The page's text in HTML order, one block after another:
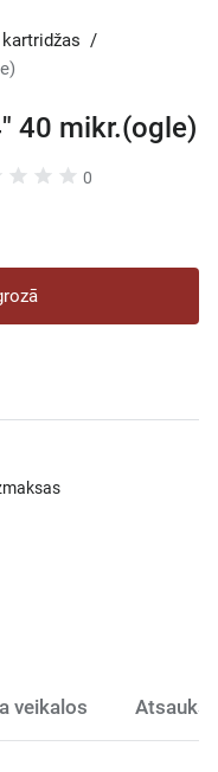
/
veikalos
40 mikr.(ogle)
0